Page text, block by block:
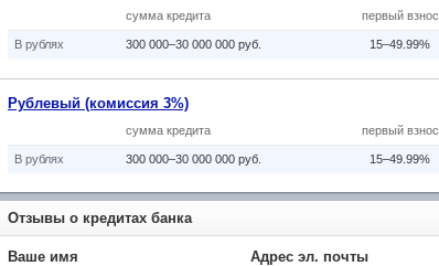
сумма кредита первый взнос
В рублях 300 000–30 000 000 руб. 15–49.99%
Рублевый (комиссия 3%)
сумма кредита первый взнос
В рублях 300 000–30 000 000 руб. 15–49.99%
Отзывы о кредитах банка
Ваше имя Адрес эл. почты